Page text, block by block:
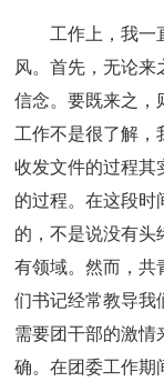
工作上，我一
风。首先，无论来
信念。要既来之，
工作不是很了解，
收发文件的过程其
的过程。在这段时
的，不是说没有头
有领域。然而，共
们书记经常教导我
需要团干部的激情
确。在团委工作期